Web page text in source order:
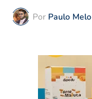
Por Paulo Melo